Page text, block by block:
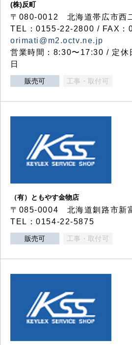
(株)反町
〒080-0012 北海道帯広市西
TEL：0155-22-2800 / FAX：
orimati@m2.octv.ne.jp
営業時間：8:30〜17:30 / 定休
日
販売可 工事・取付可
（有）ともやす金物店
〒085-0004 北海道釧路市新
TEL：0154-22-5875
販売可 工事・取付可